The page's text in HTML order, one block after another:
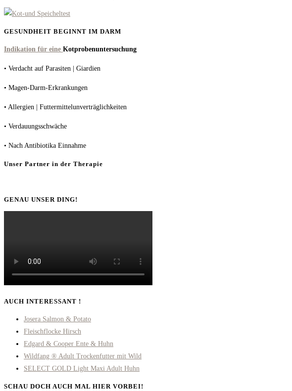
GESUNDHEIT BEGINNT IM DARM
Indikation für eine Kotprobenuntersuchung
• Verdacht auf Parasiten | Giardien
• Magen-Darm-Erkrankungen
• Allergien | Futtermittelunverträglichkeiten
• Verdauungsschwäche
• Nach Antibiotika Einnahme
Unser Partner in der Therapie
GENAU UNSER DING!
AUCH INTERESSANT !
Josera Salmon & Potato
Fleischflocke Hirsch
Edgard & Cooper Ente & Huhn
Wildfang ® Adult Trockenfutter mit Wild
SELECT GOLD Light Maxi Adult Huhn
SCHAU DOCH AUCH MAL HIER VORBEI!